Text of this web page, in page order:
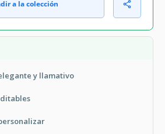
a la colección
y llamativo